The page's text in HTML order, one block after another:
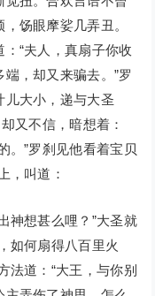
饧眼摩娑几弄丑。
“夫人，真扇子你收
，却又来骗去。”罗
儿大小，递与大圣
又不信，暗想着：
。”罗刹见他看着宝贝
，叫道：
想甚么哩？”大圣就
如何扇得八百里火
法道：“大王，与你别